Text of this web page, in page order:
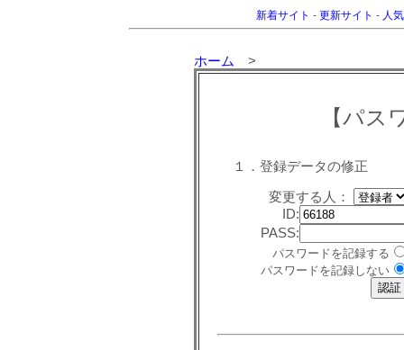
新着サイト - 更新サイト - 人
ホーム >
【パス
１．登録データの修正
変更する人：
ID:
PASS:
パスワードを記録する
パスワードを記録しない